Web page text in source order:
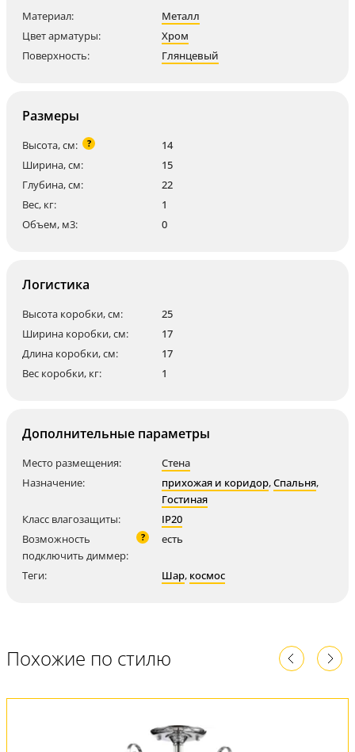
Материал:
Металл
Цвет арматуры:
Хром
Поверхность:
Глянцевый
Размеры
Высота, см: ?
14
Ширина, см:
15
Глубина, см:
22
Вес, кг:
1
Объем, м3:
0
Логистика
Высота коробки, см:
25
Ширина коробки, см:
17
Длина коробки, см:
17
Вес коробки, кг:
1
Дополнительные параметры
Место размещения:
Стена
Назначение:
прихожая и коридор,Спальня,
Гостиная
Класс влагозащиты:
IP20
Возможность
подключить диммер:
? есть
Теги: Шар, космос
Похожие по стилю